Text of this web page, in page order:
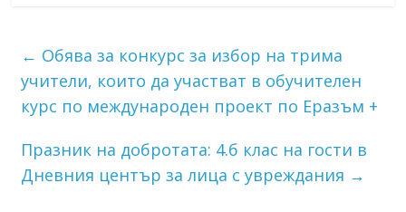
← Обява за конкурс за избор на трима
учители, които да участват в обучителен
курс по международен проект по Еразъм +
Празник на добротата: 4.б клас на гости в
Дневния център за лица с увреждания →